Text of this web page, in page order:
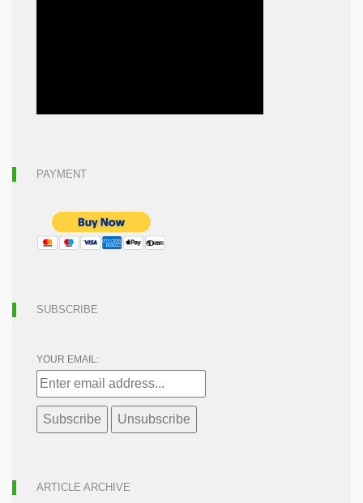
PAYMENT
SUBSCRIBE
YOUR EMAIL:
ARTICLE ARCHIVE